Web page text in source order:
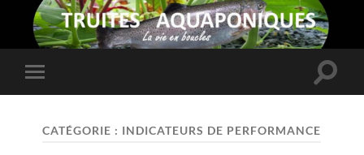
Toggle
mobile
Toggle
CATÉGORIE : INDICATEURS DE PERFORMANCE